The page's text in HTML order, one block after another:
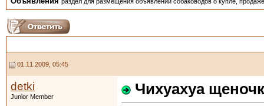
01.11.2009, 05:45
detki
Junior Member
Чихуахуа